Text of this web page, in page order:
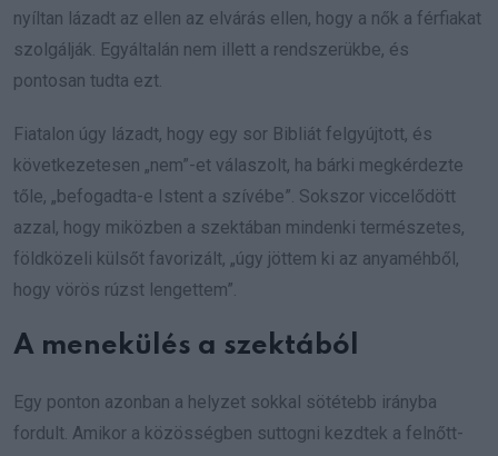
nyíltan lázadt az ellen az elvárás ellen, hogy a nők a férfiakat
szolgálják. Egyáltalán nem illett a rendszerükbe, és
pontosan tudta ezt.
Fiatalon úgy lázadt, hogy egy sor Bibliát felgyújtott, és
következetesen „nem”-et válaszolt, ha bárki megkérdezte
tőle, „befogadta-e Istent a szívébe”. Sokszor viccelődött
azzal, hogy miközben a szektában mindenki természetes,
földközeli külsőt favorizált, „úgy jöttem ki az anyaméhből,
hogy vörös rúzst lengettem”.
A menekülés a szektából
Egy ponton azonban a helyzet sokkal sötétebb irányba
fordult. Amikor a közösségben suttogni kezdtek a felnőtt-